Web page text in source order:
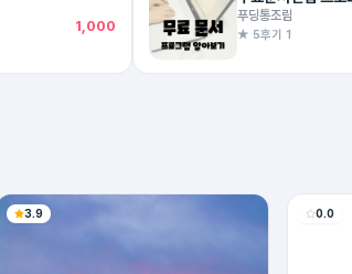
1,000
푸딩통조림
★ 5후기 1
3.9 0.0